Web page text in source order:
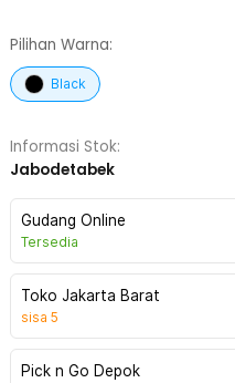
Pilihan Warna:
Black
Informasi Stok:
Jabodetabek
Gudang Online
Tersedia
Toko Jakarta Barat
sisa 5
Pick n Go Depok